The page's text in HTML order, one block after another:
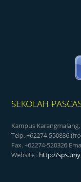
SEKOLAH
Kampus
Telp. +62274-550836
Fax. +62274-520326
Website : http://